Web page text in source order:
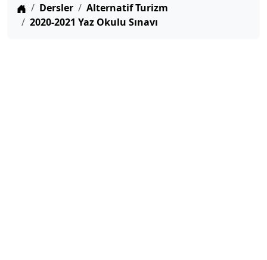
Anasayfa
Dersler
Alternatif Turizm
2020-2021 Yaz Okulu Sınavı